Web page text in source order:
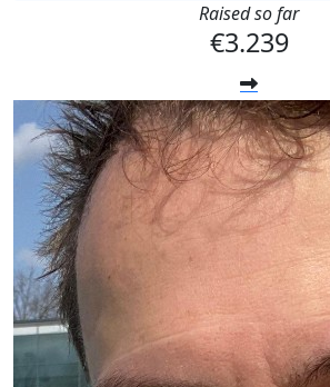
Raised so far
€3.239